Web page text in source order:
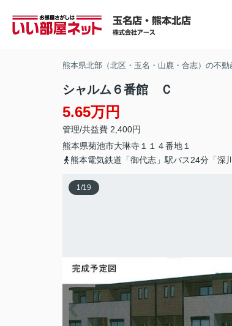
熊本県北部（北区・玉名・山鹿・合志）の不
シャルム６番館 Ｃ
5.65万円
管理/共益費 2,400円
熊本県菊池市大琳寺 １１４番地１
熊本電気鉄道「御代志」駅バス24分「深
1/19